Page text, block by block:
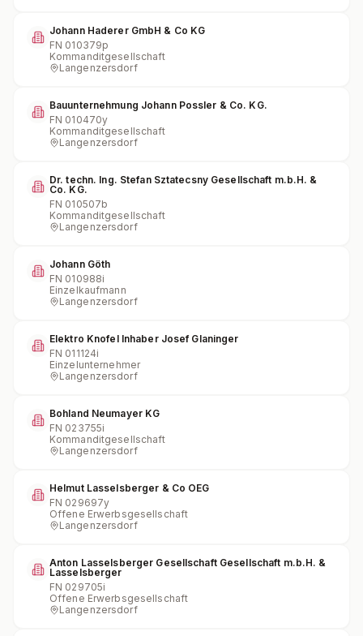
Johann Haderer GmbH & Co KG
FN 010379p
Kommanditgesellschaft
Langenzersdorf
Bauunternehmung Johann Possler & Co. KG.
FN 010470y
Kommanditgesellschaft
Langenzersdorf
Dr. techn. Ing. Stefan Sztatecsny Gesellschaft m.b.H. &
Co. KG.
FN 010507b
Kommanditgesellschaft
Langenzersdorf
Johann Göth
FN 010988i
Einzelkaufmann
Langenzersdorf
Elektro Knofel Inhaber Josef Glaninger
FN 011124i
Einzelunternehmer
Langenzersdorf
Bohland Neumayer KG
FN 023755i
Kommanditgesellschaft
Langenzersdorf
Helmut Lasselsberger & Co OEG
FN 029697y
Offene Erwerbsgesellschaft
Langenzersdorf
Anton Lasselsberger Gesellschaft Gesellschaft m.b.H. &
Lasselsberger
FN 029705i
Offene Erwerbsgesellschaft
Langenzersdorf